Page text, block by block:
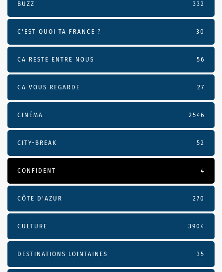
BUZZ 332
C'EST QUOI TA FRANCE ? 30
CA RESTE ENTRE NOUS 56
CA VOUS REGARDE 27
CINÉMA 2546
CITY-BREAK 52
CONFIDENT 4
CÔTE D’AZUR 270
CULTURE 3904
DESTINATIONS LOINTAINES 35